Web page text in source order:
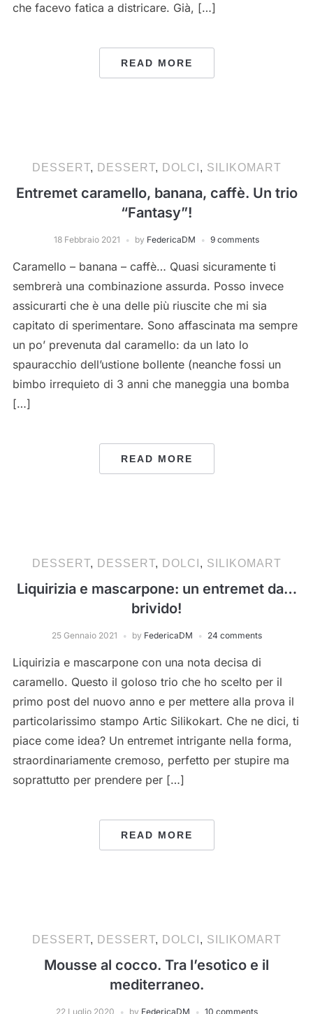
che facevo fatica a districare. Già, […]
READ MORE
DESSERT, DESSERT, DOLCI , SILIKOMART
Entremet caramello, banana, caffè. Un trio
“Fantasy”!
18 Febbraio 2021 by FedericaDM 9 comments
Caramello – banana – caffè… Quasi sicuramente ti
sembrerà una combinazione assurda. Posso invece
assicurarti che è una delle più riuscite che mi sia
capitato di sperimentare. Sono affascinata ma sempre
un po’ prevenuta dal caramello: da un lato lo
spauracchio dell’ustione bollente (neanche fossi un
bimbo irrequieto di 3 anni che maneggia una bomba
[…]
READ MORE
DESSERT, DESSERT, DOLCI , SILIKOMART
Liquirizia e mascarpone: un entremet da…
brivido!
25 Gennaio 2021 by FedericaDM 24 comments
Liquirizia e mascarpone con una nota decisa di
caramello. Questo il goloso trio che ho scelto per il
primo post del nuovo anno e per mettere alla prova il
particolarissimo stampo Artic Silikokart. Che ne dici, ti
piace come idea? Un entremet intrigante nella forma,
straordinariamente cremoso, perfetto per stupire ma
soprattutto per prendere per […]
READ MORE
DESSERT, DESSERT, DOLCI , SILIKOMART
Mousse al cocco. Tra l’esotico e il
mediterraneo.
22 Luglio 2020 by FedericaDM 10 comments